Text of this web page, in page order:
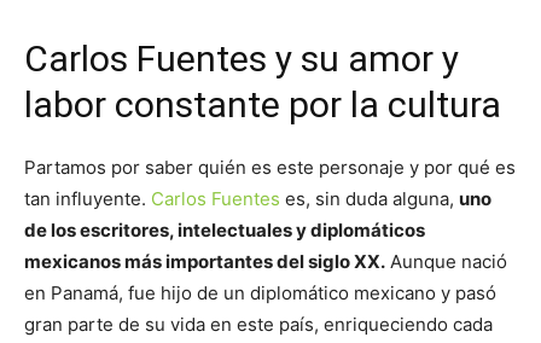
Carlos Fuentes y su amor y
labor constante por la cultura
Partamos por saber quién es este personaje y por qué es
tan influyente. Carlos Fuentes es, sin duda alguna, uno
de los escritores, intelectuales y diplomáticos
mexicanos más importantes del siglo XX. Aunque nació
en Panamá, fue hijo de un diplomático mexicano y pasó
gran parte de su vida en este país, enriqueciendo cada